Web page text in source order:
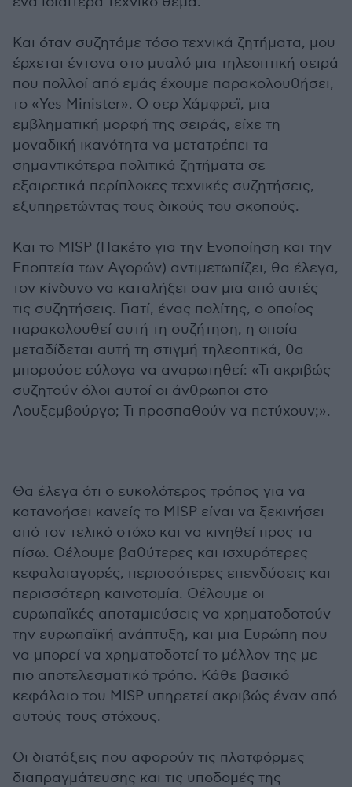
Και όταν συζητάμε τόσο τεχνικά ζητήματα, μου
έρχεται έντονα στο μυαλό μια τηλεοπτική σειρά
που πολλοί από εμάς έχουμε παρακολουθήσει,
το «Yes Minister». Ο σερ Χάμφρεϊ, μια
εμβληματική μορφή της σειράς, είχε τη
μοναδική ικανότητα να μετατρέπει τα
σημαντικότερα πολιτικά ζητήματα σε
εξαιρετικά περίπλοκες τεχνικές συζητήσεις,
εξυπηρετώντας τους δικούς του σκοπούς.
Και το MISP (Πακέτο για την Ενοποίηση και την
Εποπτεία των Αγορών) αντιμετωπίζει, θα έλεγα,
τον κίνδυνο να καταλήξει σαν μια από αυτές
τις συζητήσεις. Γιατί, ένας πολίτης, ο οποίος
παρακολουθεί αυτή τη συζήτηση, η οποία
μεταδίδεται αυτή τη στιγμή τηλεοπτικά, θα
μπορούσε εύλογα να αναρωτηθεί: «Τι ακριβώς
συζητούν όλοι αυτοί οι άνθρωποι στο
Λουξεμβούργο; Τι προσπαθούν να πετύχουν;».
Θα έλεγα ότι ο ευκολότερος τρόπος για να
κατανοήσει κανείς το MISP είναι να ξεκινήσει
από τον τελικό στόχο και να κινηθεί προς τα
πίσω. Θέλουμε βαθύτερες και ισχυρότερες
κεφαλαιαγορές, περισσότερες επενδύσεις και
περισσότερη καινοτομία. Θέλουμε οι
ευρωπαϊκές αποταμιεύσεις να χρηματοδοτούν
την ευρωπαϊκή ανάπτυξη, και μια Ευρώπη που
να μπορεί να χρηματοδοτεί το μέλλον της με
πιο αποτελεσματικό τρόπο. Κάθε βασικό
κεφάλαιο του MISP υπηρετεί ακριβώς έναν από
αυτούς τους στόχους.
Οι διατάξεις που αφορούν τις πλατφόρμες
διαπραγμάτευσης και τις υποδομές της